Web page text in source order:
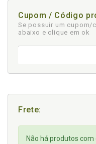
Cupom / Código
Se possuir um
abaixo e clique em ok
Frete:
Não há produtos